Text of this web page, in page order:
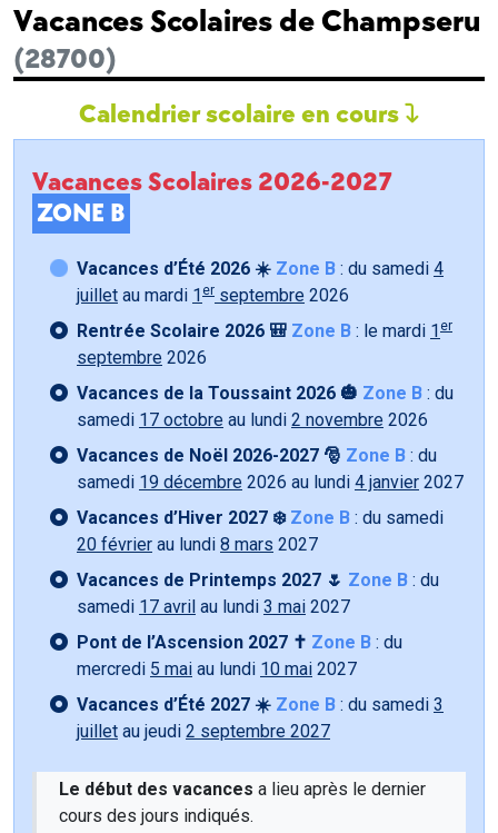
Vacances Scolaires de Champseru
(28700)
Calendrier scolaire en cours
Vacances Scolaires 2026-2027
ZONE B
Vacances d’Été 2026 ☀️ Zone B : du samedi 4
juillet au mardi 1 er septembre 2026
Rentrée Scolaire 2026 🎒 Zone B : le mardi 1 er
septembre 2026
Vacances de la Toussaint 2026 🎃 Zone B : du
samedi 17 octobre au lundi 2 novembre 2026
Vacances de Noël 2026-2027 🎅 Zone B : du
samedi 19 décembre 2026 au lundi 4 janvier 2027
Vacances d’Hiver 2027 ❄️ Zone B : du samedi
20 février au lundi 8 mars 2027
Vacances de Printemps 2027 🌷 Zone B : du
samedi 17 avril au lundi 3 mai 2027
Pont de l’Ascension 2027 ✝️ Zone B : du
mercredi 5 mai au lundi 10 mai 2027
Vacances d’Été 2027 ☀️ Zone B : du samedi 3
juillet au jeudi 2 septembre 2027
Le début des vacances a lieu après le dernier
cours des jours indiqués.